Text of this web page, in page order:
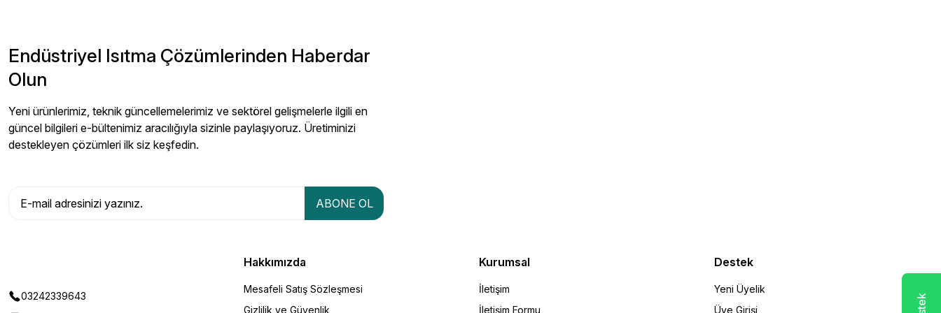
Endüstriyel Isıtma Çözümlerinden Haberdar
Olun
Yeni ürünlerimiz, teknik güncellemelerimiz ve sektörel gelişmelerle ilgili en
güncel bilgileri e-bültenimiz aracılığıyla sizinle paylaşıyoruz. Üretiminizi
destekleyen çözümleri ilk siz keşfedin.
ABONE OL
03242339643
Hakkımızda
Mesafeli Satış Sözleşmesi
Gizlilik ve Güvenlik
Kurumsal
İletişim
İletişim Formu
Destek
Yeni Üyelik
Üye Girişi